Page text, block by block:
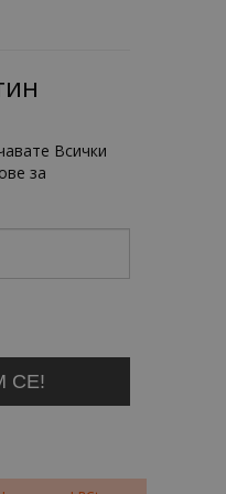
Всички
за